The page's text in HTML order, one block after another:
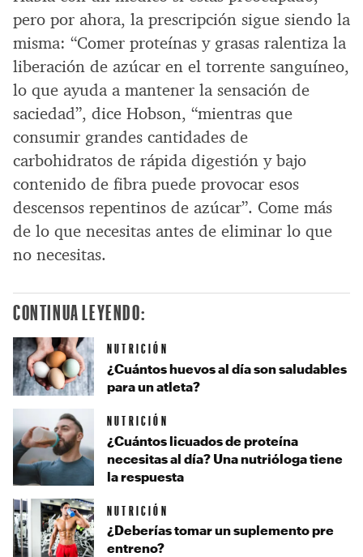
pero por ahora, la prescripción sigue siendo la
misma: “Comer proteínas y grasas ralentiza la
liberación de azúcar en el torrente sanguíneo,
lo que ayuda a mantener la sensación de
saciedad”, dice Hobson, “mientras que
consumir grandes cantidades de
carbohidratos de rápida digestión y bajo
contenido de fibra puede provocar esos
descensos repentinos de azúcar”. Come más
de lo que necesitas antes de eliminar lo que
no necesitas.
CONTINUA LEYENDO:
NUTRICIÓN
¿Cuántos huevos al día son saludables
para un atleta?
NUTRICIÓN
¿Cuántos licuados de proteína
necesitas al día? Una nutrióloga tiene
la respuesta
NUTRICIÓN
¿Deberías tomar un suplemento pre
entreno?